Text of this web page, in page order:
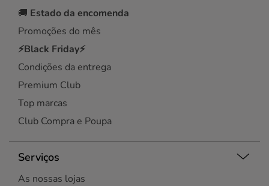
🚚 Estado da encomenda
Promoções do mês
⚡Black Friday⚡
Condições da entrega
Premium Club
Top marcas
Club Compra e Poupa
Serviços
As nossas lojas